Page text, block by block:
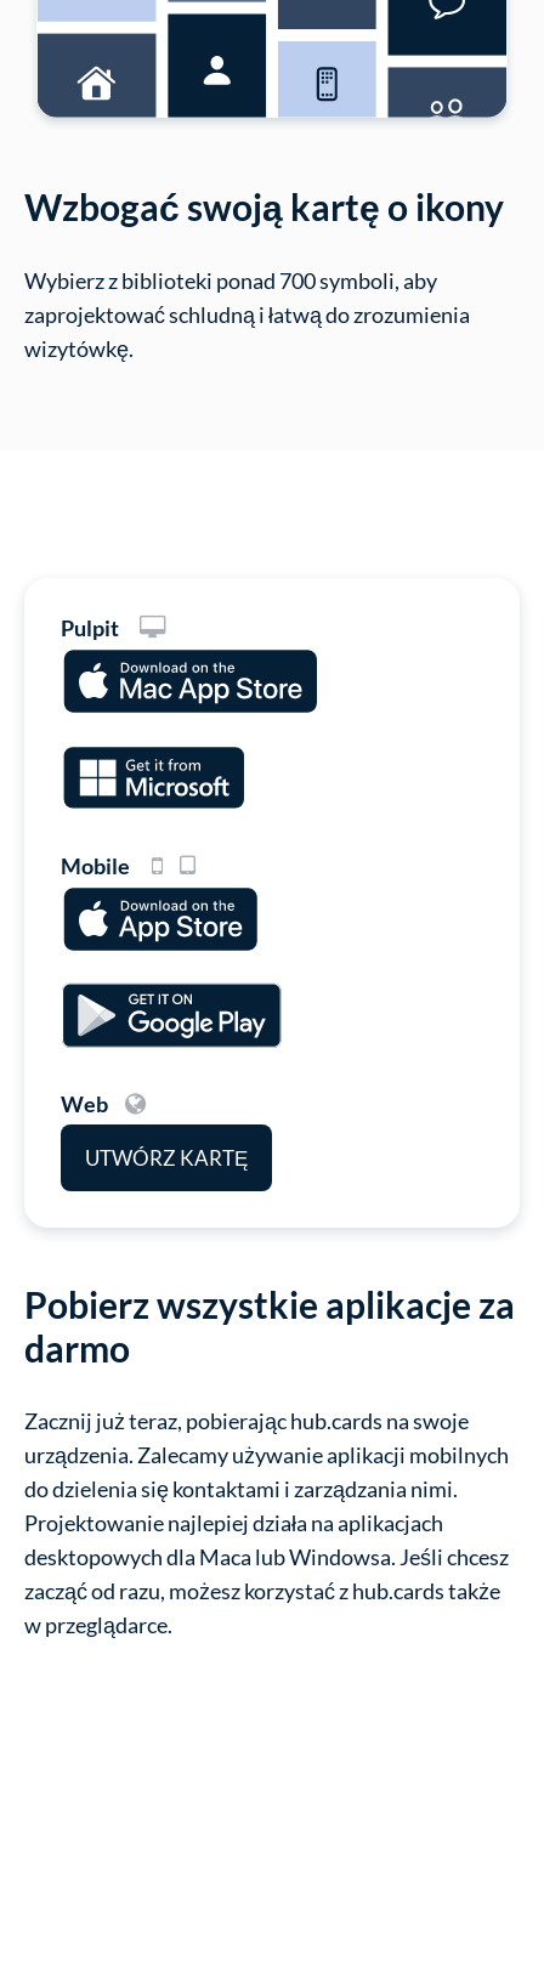
Wzbogać swoją kartę o ikony
Wybierz z biblioteki ponad 700 symboli, aby
zaprojektować schludną i łatwą do zrozumienia
wizytówkę.
Pulpit
Mobile
Web
UTWÓRZ KARTĘ
Pobierz wszystkie aplikacje za
darmo
Zacznij już teraz, pobierając hub.cards na swoje
urządzenia. Zalecamy używanie aplikacji mobilnych
do dzielenia się kontaktami i zarządzania nimi.
Projektowanie najlepiej działa na aplikacjach
desktopowych dla Maca lub Windowsa. Jeśli chcesz
zacząć od razu, możesz korzystać z hub.cards także
w przeglądarce.